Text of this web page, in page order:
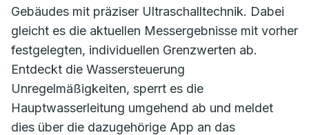
Gebäudes mit präziser Ultraschalltechnik. Dabei
gleicht es die aktuellen Messergebnisse mit vorher
festgelegten, individuellen Grenzwerten ab.
Entdeckt die Wassersteuerung
Unregelmäßigkeiten, sperrt es die
Hauptwasserleitung umgehend ab und meldet
dies über die dazugehörige App an das